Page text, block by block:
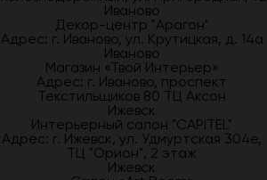
Иваново
Декор-центр "Арагон"
Адрес: г. Иваново, ул. Крутицкая, д. 14а
Иваново
Магазин «Твой Интерьер»
Адрес: г. Иваново, проспект
Текстильщиков 80 ТЦ Аксон
Ижевск
Интерьерный салон "CAPITEL"
Адрес: г. Ижевск, ул. Удмуртская 304е,
ТЦ "Орион", 2 этаж
Ижевск